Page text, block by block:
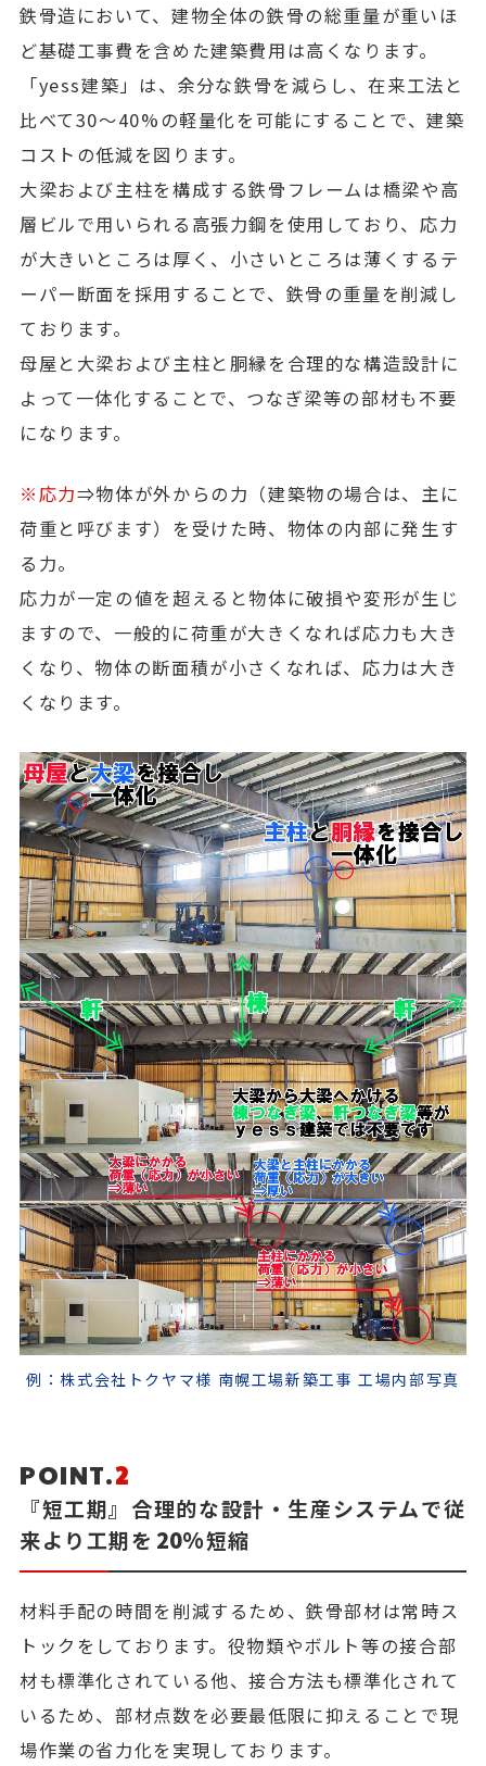
鉄骨造において、建物全体の鉄骨の総重量が重いほ
ど基礎工事費を含めた建築費用は高くなります。
「yess建築」は、余分な鉄骨を減らし、在来工法と
比べて30～40%の軽量化を可能にすることで、建築
コストの低減を図ります。
大梁および主柱を構成する鉄骨フレームは橋梁や高
層ビルで用いられる高張力鋼を使用しており、応力
が大きいところは厚く、小さいところは薄くするテ
ーパー断面を採用することで、鉄骨の重量を削減し
ております。
母屋と大梁および主柱と胴縁を合理的な構造設計に
よって一体化することで、つなぎ梁等の部材も不要
になります。
※応力⇒物体が外からの力（建築物の場合は、主に
荷重と呼びます）を受けた時、物体の内部に発生す
る力。
応力が一定の値を超えると物体に破損や変形が生じ
ますので、一般的に荷重が大きくなれば応力も大き
くなり、物体の断面積が小さくなれば、応力は大き
くなります。
例：株式会社トクヤマ様 南幌工場新築工事 工場内部写真
POINT.2
『短工期』合理的な設計・生産システムで従
来より工期を 20%短縮
材料手配の時間を削減するため、鉄骨部材は常時ス
トックをしております。役物類やボルト等の接合部
材も標準化されている他、接合方法も標準化されて
いるため、部材点数を必要最低限に抑えることで現
場作業の省力化を実現しております。